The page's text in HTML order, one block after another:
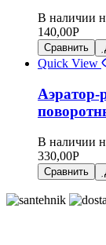
В наличии
140,00Р
Сравнить
Quick View
Аэратор-
В наличии
330,00Р
Сравнить